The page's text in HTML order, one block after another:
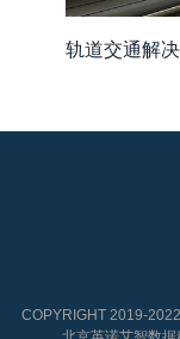
轨道交通解
COPYRIGHT 2019-